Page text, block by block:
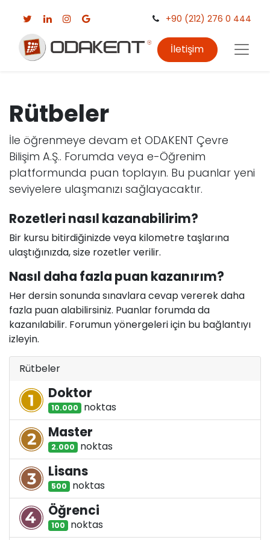
+90 (212) 276 0 444
İletişim
Rütbeler
İle öğrenmeye devam et ODAKENT Çevre
Bilişim A.Ş.. Forumda veya e-Öğrenim
platformunda puan toplayın. Bu puanlar yeni
seviyelere ulaşmanızı sağlayacaktır.
Rozetleri nasıl kazanabilirim?
Bir kursu bitirdiğinizde veya kilometre taşlarına
ulaştığınızda, size rozetler verilir.
Nasıl daha fazla puan kazanırım?
Her dersin sonunda sınavlara cevap vererek daha
fazla puan alabilirsiniz. Puanlar forumda da
kazanılabilir. Forumun yönergeleri için bu bağlantıyı
izleyin.
Rütbeler
Doktor
10.000 noktas
Master
2.000 noktas
Lisans
500 noktas
Öğrenci
100 noktas